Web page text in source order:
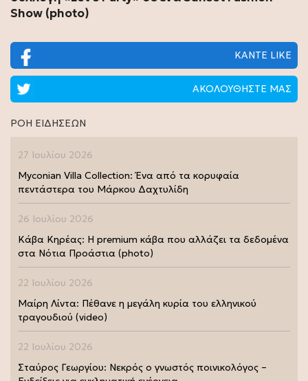
Show (photo)
ΚΑΝΤΕ LIKE
ΑΚΟΛΟΥΘΗΣΤΕ ΜΑΣ
ΡΟΗ ΕΙΔΗΣΕΩΝ
27 Ιουλίου 2026
Myconian Villa Collection: Ένα από τα κορυφαία
πεντάστερα του Μάρκου Δαχτυλίδη
26 Ιουλίου 2026
Κάβα Κηρέας: Η premium κάβα που αλλάζει τα δεδομένα
στα Νότια Προάστια (photo)
22 Ιουλίου 2026
Μαίρη Λίντα: Πέθανε η μεγάλη κυρία του ελληνικού
τραγουδιού (video)
22 Ιουλίου 2026
Σταύρος Γεωργίου: Νεκρός ο γνωστός ποινικολόγος –